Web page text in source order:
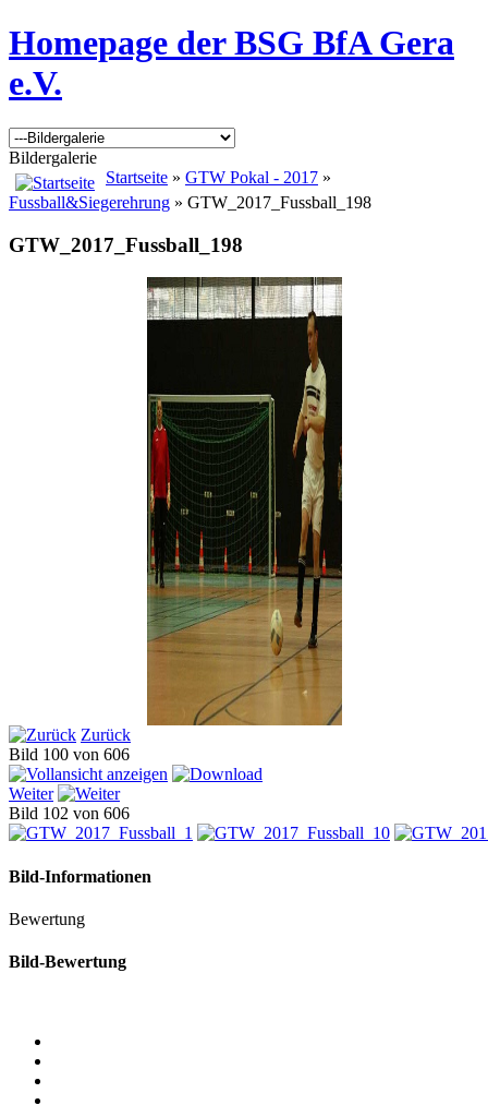
Homepage der BSG BfA Gera
e.V.
Bildergalerie
Startseite » GTW Pokal - 2017 »
Fussball&Siegerehrung » GTW_2017_Fussball_198
GTW_2017_Fussball_198
Zurück
Bild 100 von 606
Weiter
Bild 102 von 606
Bild-Informationen
Bewertung
Bild-Bewertung